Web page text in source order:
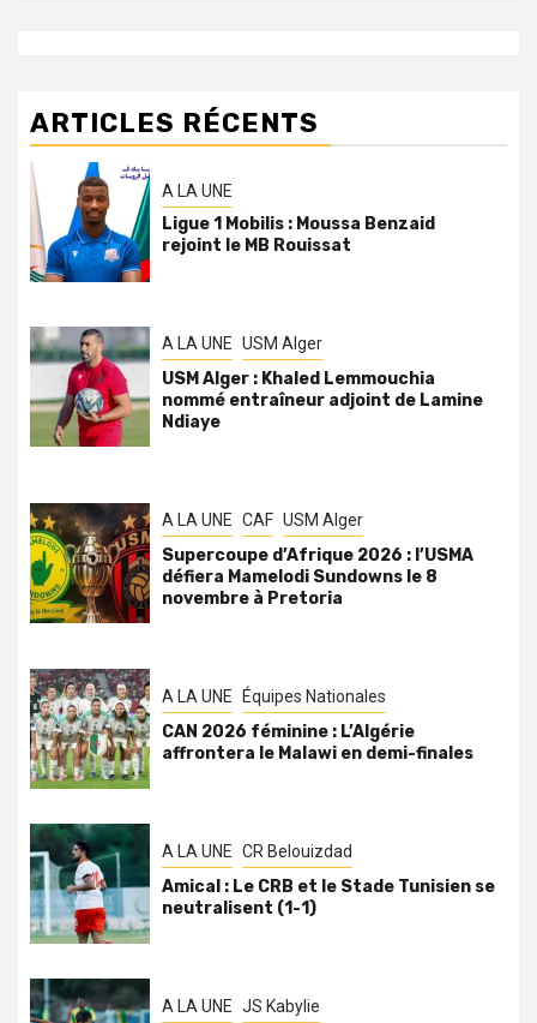
ARTICLES RÉCENTS
A LA UNE
Ligue 1 Mobilis : Moussa Benzaid
rejoint le MB Rouissat
A LA UNE USM Alger
USM Alger : Khaled Lemmouchia
nommé entraîneur adjoint de Lamine
Ndiaye
A LA UNE CAF USM Alger
Supercoupe d’Afrique 2026 : l’USMA
défiera Mamelodi Sundowns le 8
novembre à Pretoria
A LA UNE Équipes Nationales
CAN 2026 féminine : L’Algérie
affrontera le Malawi en demi-finales
A LA UNE CR Belouizdad
Amical : Le CRB et le Stade Tunisien se
neutralisent (1-1)
A LA UNE JS Kabylie